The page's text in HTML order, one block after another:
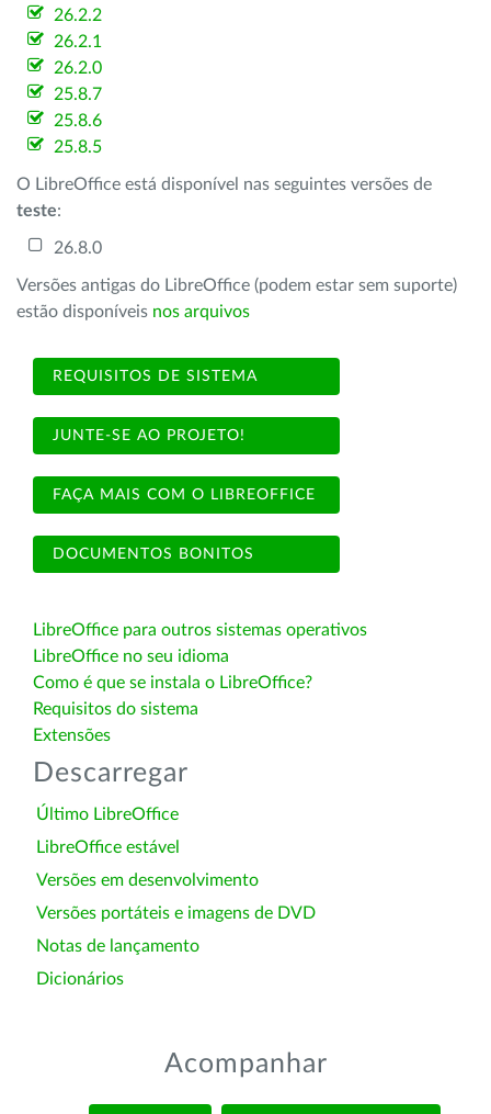
26.2.2
26.2.1
26.2.0
25.8.7
25.8.6
25.8.5
O LibreOffice está disponível nas seguintes versões de
teste:
26.8.0
Versões antigas do LibreOffice (podem estar sem suporte)
estão disponíveis nos arquivos
REQUISITOS DE SISTEMA
JUNTE-SE AO PROJETO!
FAÇA MAIS COM O LIBREOFFICE
DOCUMENTOS BONITOS
LibreOffice para outros sistemas operativos
LibreOffice no seu idioma
Como é que se instala o LibreOffice?
Requisitos do sistema
Extensões
Descarregar
Último LibreOffice
LibreOffice estável
Versões em desenvolvimento
Versões portáteis e imagens de DVD
Notas de lançamento
Dicionários
Acompanhar